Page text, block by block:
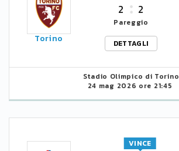
Torino
2 2
Pareggio
DETTAGLI
Stadio Olimpico di Torino
24 mag 2026 ore 21:45
VINCE